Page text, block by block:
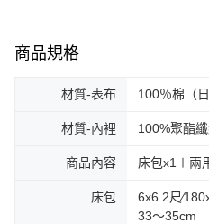
商品規格
材質-表布 100％棉（日
材質-內裡 100%聚酯
商品內容 床包x1＋兩
床包
6x6.2尺
33～35cm